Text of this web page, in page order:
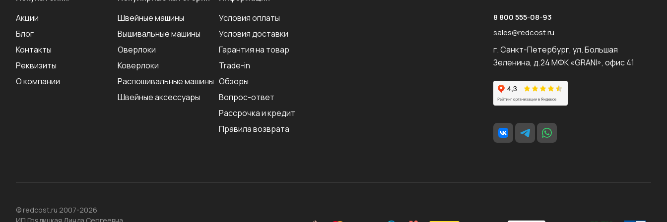
Акции
Блог
Контакты
Реквизиты
О компании
Швейные машины
Вышивальные машины
Оверлоки
Коверлоки
Распошивальные машины
Швейные аксеcсуары
Условия оплаты
Условия доставки
Гарантия на товар
Trade-in
Обзоры
Вопрос-ответ
Рассрочка и кредит
Правила возврата
8 800 555-08-93
sales@redcost.ru
г. Санкт-Петербург, ул. Большая
Зеленина, д.24 МФК «GRANI», офис 41
© redcost.ru 2007-2026